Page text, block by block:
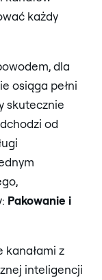
każdy
dla
osiąga pełni
skutecznie
od
Pakowanie i
kanałami z
inteligencji